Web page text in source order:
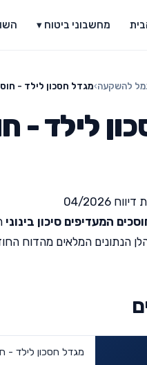
מחשבוני ביטוח ▾
להשקעה›מגדל חסכון לילד -
לילד -
04/2026
המעדיפים סיכון בינוני
הנתונים המלאים מהדוח
מגדל חסכון לילד -